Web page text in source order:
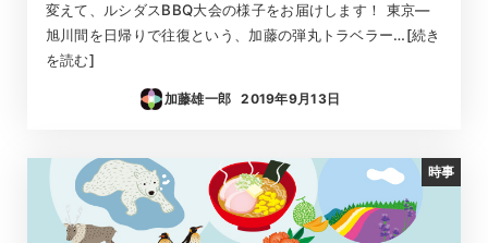
変えて、ルシダスBBQ大会の様子をお届けします！ 東京―
旭川間を日帰りで往復という、加藤の弾丸トラベラー…[続き
を読む]
加藤雄一郎
投稿日
2019年9月13日
時事